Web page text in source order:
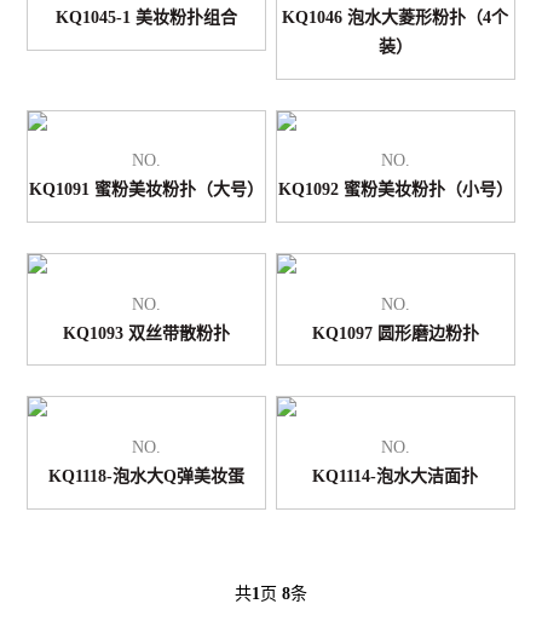
KQ1045-1 美妆粉扑组合
KQ1046 泡水大菱形粉扑（4个
装）
NO.
KQ1091 蜜粉美妆粉扑（大号）
NO.
KQ1092 蜜粉美妆粉扑（小号）
NO.
KQ1093 双丝带散粉扑
NO.
KQ1097 圆形磨边粉扑
NO.
KQ1118-泡水大Q弹美妆蛋
NO.
KQ1114-泡水大洁面扑
共1 页 8条